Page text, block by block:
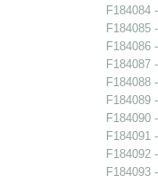
F184084
F184085
F184086
F184087
F184088
F184089
F184090
F184091
F184092
F184093